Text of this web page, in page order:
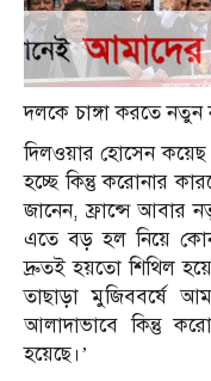
দলকে চাঙ্গা করতে নতুন
দিলওয়ার হোসেন
হচ্ছে কিন্তু করোনার
জানেন, ফ্রান্সে আবার
এতে বড় হল নিয়ে
দ্রুতই হয়তো শিথিল
তাছাড়া মুজিববর্ষে
আলাদাভাবে কিন্তু
হয়েছে।’